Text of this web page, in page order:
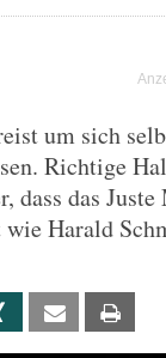
um sich
Richtige
dass das
Harald
Xing Email